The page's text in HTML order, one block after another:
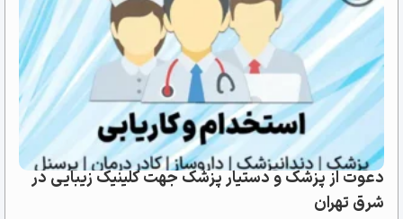
دعوت از پزشک و دستیار پزشک جهت کلینیک زیبایی در
شرق تهران